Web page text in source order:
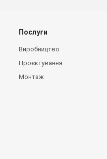
Послуги
Виробництво
Проєктування
Монтаж